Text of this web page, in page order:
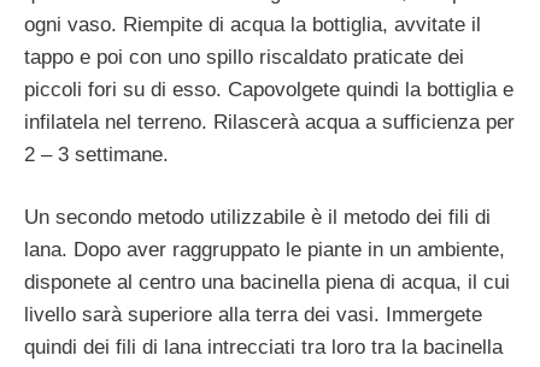
ogni vaso. Riempite di acqua la bottiglia, avvitate il
tappo e poi con uno spillo riscaldato praticate dei
piccoli fori su di esso. Capovolgete quindi la bottiglia e
infilatela nel terreno. Rilascerà acqua a sufficienza per
2 – 3 settimane.
Un secondo metodo utilizzabile è il metodo dei fili di
lana. Dopo aver raggruppato le piante in un ambiente,
disponete al centro una bacinella piena di acqua, il cui
livello sarà superiore alla terra dei vasi. Immergete
quindi dei fili di lana intrecciati tra loro tra la bacinella